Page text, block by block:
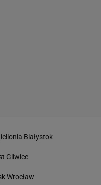
Białystok
Gliwice
Wrocław